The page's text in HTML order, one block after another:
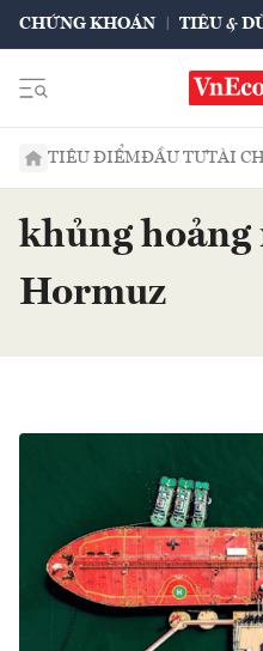
CHỨNG KHOÁN TIÊU &
TIÊU ĐIỂMĐẦU TƯTÀI
khủng hoảng
Hormuz